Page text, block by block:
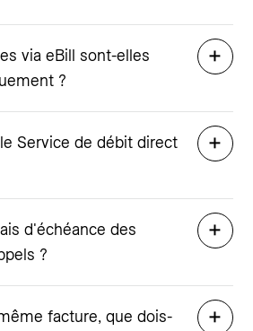
via eBill sont-elles
?
Service de débit direct
d'échéance des
?
facture, que dois-